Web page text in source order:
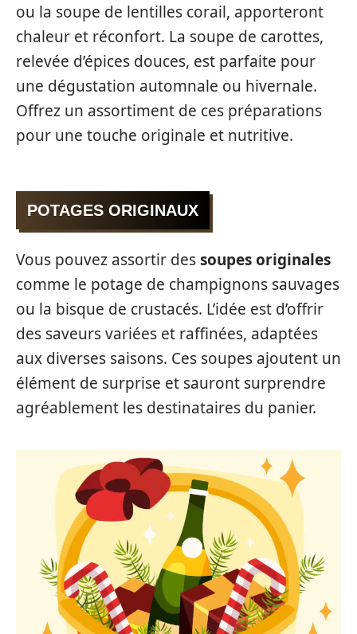
ou la soupe de lentilles corail, apporteront
chaleur et réconfort. La soupe de carottes,
relevée d’épices douces, est parfaite pour
une dégustation automnale ou hivernale.
Offrez un assortiment de ces préparations
pour une touche originale et nutritive.
POTAGES ORIGINAUX
Vous pouvez assortir dessoupes originales
comme le potage de champignons sauvages
ou la bisque de crustacés. L’idée est d’offrir
des saveurs variées et raffinées, adaptées
aux diverses saisons. Ces soupes ajoutent un
élément de surprise et sauront surprendre
agréablement les destinataires du panier.